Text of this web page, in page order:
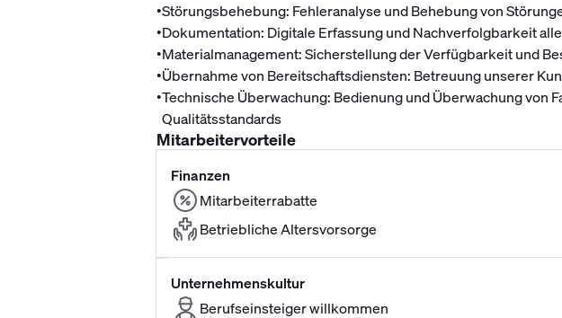
•Störungsbehebung: Fehleranalyse und Behebung von
•Dokumentation: Digitale Erfassung und Nachverfolgbarkeit
•Materialmanagement: Sicherstellung der Verfügbarkeit und
•Übernahme von Bereitschaftsdiensten: Betreuung unserer
•Technische Überwachung: Bedienung und Überwachung von
Qualitätsstandards
Mitarbeitervorteile
Finanzen
Mitarbeiterrabatte
Betriebliche Altersvorsorge
Unternehmenskultur
Berufseinsteiger willkommen